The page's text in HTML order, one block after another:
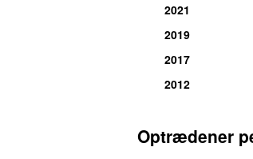
2021
2019
2017
2012
Optrædener